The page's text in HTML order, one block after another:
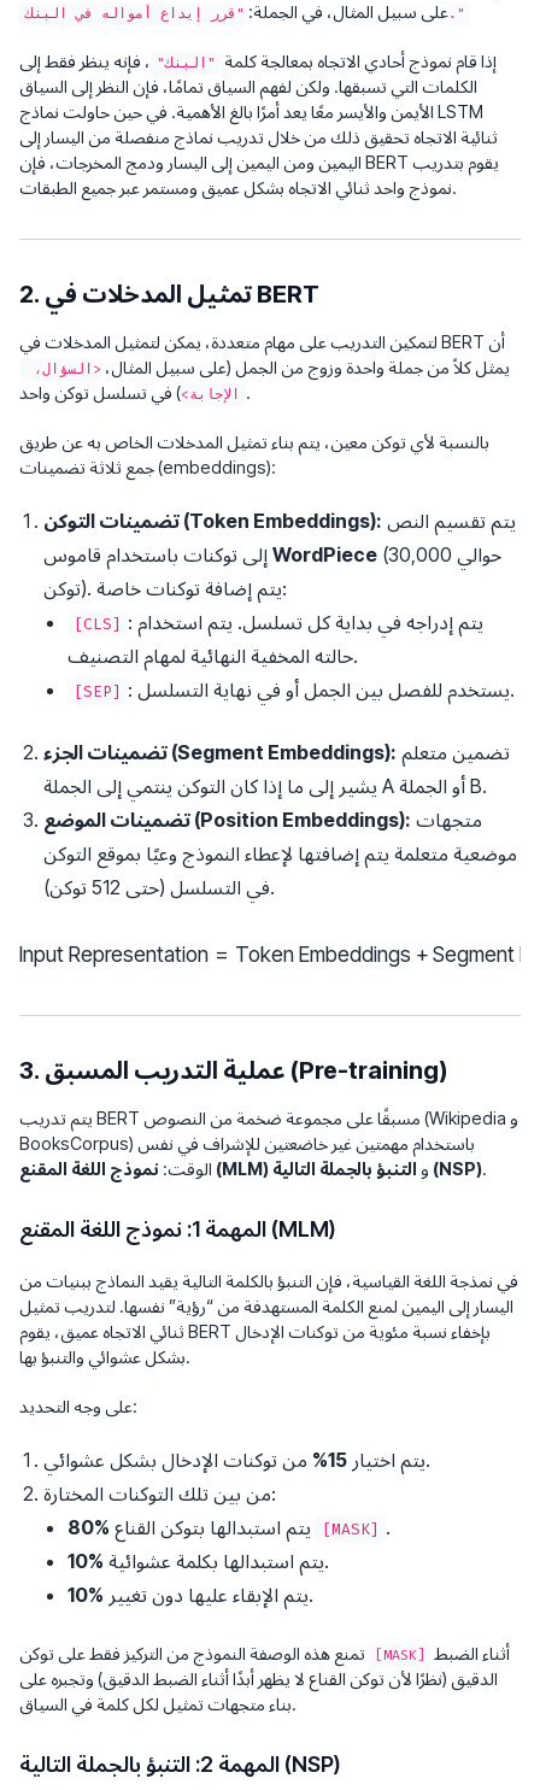
على سبيل المثال، في الجملة:"قرر إيداع أمواله في البنك."
إذا قام نموذج أحادي الاتجاه بمعالجة كلمة "البنك" ، فإنه ينظر فقط إلى
الكلمات التي تسبقها. ولكن لفهم السياق تمامًا، فإن النظر إلى السياق
الأيمن والأيسر معًا يعد أمرًا بالغ الأهمية. في حين حاولت نماذج LSTM
ثنائية الاتجاه تحقيق ذلك من خلال تدريب نماذج منفصلة من اليسار إلى
اليمين ومن اليمين إلى اليسار ودمج المخرجات، فإن BERT يقوم بتدريب
نموذج واحد ثنائي الاتجاه بشكل عميق ومستمر عبر جميع الطبقات.
2. تمثيل المدخلات في BERT
لتمكين التدريب على مهام متعددة، يمكن لتمثيل المدخلات في BERT أن
يمثل كلاً من جملة واحدة وزوج من الجمل (على سبيل المثال،
الإجابة> ) في تسلسل توكن واحد.
بالنسبة لأي توكن معين، يتم بناء تمثيل المدخلات الخاص به عن طريق
جمع ثلاثة تضمينات (embeddings):
تضمينات التوكن (Token Embeddings):
WordPiece (حوالي 30,000
توكن). يتم إضافة توكنات خاصة:
[CLS] : يتم إدراجه في بداية كل تسلسل. يتم استخدام
حالته المخفية النهائية لمهام التصنيف.
[SEP] : يستخدم للفصل بين الجمل أو في نهاية التسلسل.
تضمينات الجزء (Segment Embeddings):
يشير إلى ما إذا كان التوكن ينتمي إلى الجملة A أو الجملة B.
تضمينات الموضع (Position Embeddings):
موضعية متعلمة يتم إضافتها لإعطاء النموذج وعيًا بموقع التوكن
في التسلسل (حتى 512 توكن).
\text{Input Representation}
Input Representation = Token Embeddings + Segment
3. عملية التدريب المسبق (Pre-training)
يتم تدريب BERT مسبقًا على مجموعة ضخمة من النصوص (Wikipedia و
BooksCorpus) باستخدام مهمتين غير خاضعتين للإشراف في نفس
الوقت: نموذج اللغة المقنع (MLM) و التنبؤ بالجملة التالية (NSP).
المهمة 1: نموذج اللغة المقنع (MLM)
في نمذجة اللغة القياسية، فإن التنبؤ بالكلمة التالية يقيد النماذج ببنيات من
اليسار إلى اليمين لمنع الكلمة المستهدفة من “رؤية” نفسها. لتدريب تمثيل
ثنائي الاتجاه عميق، يقوم BERT بإخفاء نسبة مئوية من توكنات الإدخال
بشكل عشوائي والتنبؤ بها.
على وجه التحديد:
يتم اختيار 15%
من توكنات الإدخال بشكل عشوائي.
من بين تلك التوكنات المختارة:
80%
[MASK] .
10%
يتم استبدالها بكلمة عشوائية.
10%
يتم الإبقاء عليها دون تغيير.
[MASK] أثناء الضبط
الدقيق (نظرًا لأن توكن القناع لا يظهر أبدًا أثناء الضبط الدقيق) وتجبره على
بناء متجهات تمثيل لكل كلمة في السياق.
المهمة 2: التنبؤ بالجملة التالية (NSP)